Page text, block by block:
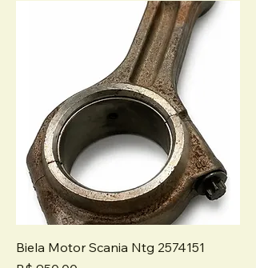
Biela Motor Scania Ntg 2574151